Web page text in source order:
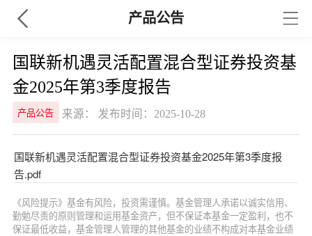
产品公告
国联新机遇灵活配置混合型证券投资基
金2025年第3季度报告
产品公告 来源： 发布时间：2025-10-28
国联新机遇灵活配置混合型证券投资基金2025年第3季度报
告.pdf
《风险提示》基金有风险，投资需谨慎。基金管理人承诺以诚实信用、
勤勉尽责的原则管理和运用基金资产，但不保证本基金一定盈利，也不
保证最低收益，基金管理人管理的其他基金的业绩不构成对本基金业绩